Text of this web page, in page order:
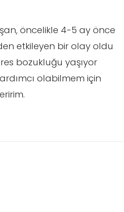
öncelikle 4-5 ay önce
etkileyen bir olay oldu
bozukluğu yaşıyor
olabilmem için